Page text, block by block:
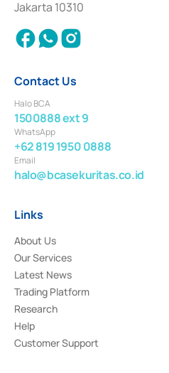
2018.
Jakarta 10310
Contact Us
Halo BCA
1500888 ext 9
WhatsApp
+62 819 1950 0888
Email
halo@bcasekuritas.co.id
Links
About Us
Our Services
Latest News
Trading Platform
Research
Help
Customer Support